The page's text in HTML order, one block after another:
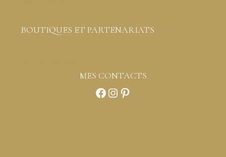
BOUTIQUES ET PARTENARIATS
MES CONTACTS
Facebook
Instagram
Pinterest